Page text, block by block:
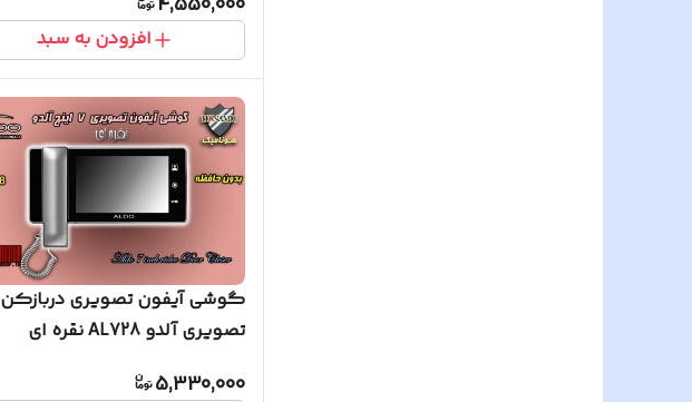
افزودن به سبد
گوشی آیفون تصویری دربازکن
تصویری آلدو AL728 نقره ای
5,330,000